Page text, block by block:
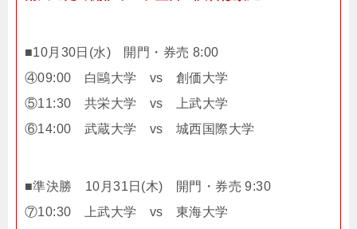
■10月30日(水) 開門・券売 8:00
④09:00 白鷗大学 vs 創価大学
⑤11:30 共栄大学 vs 上武大学
⑥14:00 武蔵大学 vs 城西国際大学
■準決勝 10月31日(木) 開門・券売 9:30
⑦10:30 上武大学 vs 東海大学